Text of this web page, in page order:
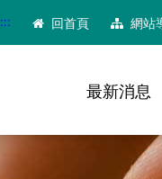
::: 回首頁 網站
最新消息